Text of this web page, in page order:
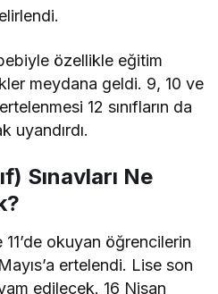
özellikle eğitim
meydana geldi. 9, 10 ve
ertelenmesi 12 sınıfların da
uyandırdı.
Sınavları Ne
11’de okuyan öğrencilerin
ertelendi. Lise son
edilecek. 16 Nisan